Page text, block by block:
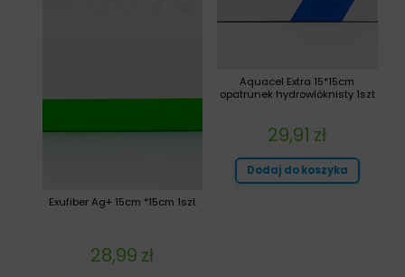
Aquacel Extra 15*15cm
opatrunek hydrowłóknisty 1szt
29,91 zł
Dodaj do koszyka
Exufiber Ag+ 15cm *15cm 1szt
28,99 zł